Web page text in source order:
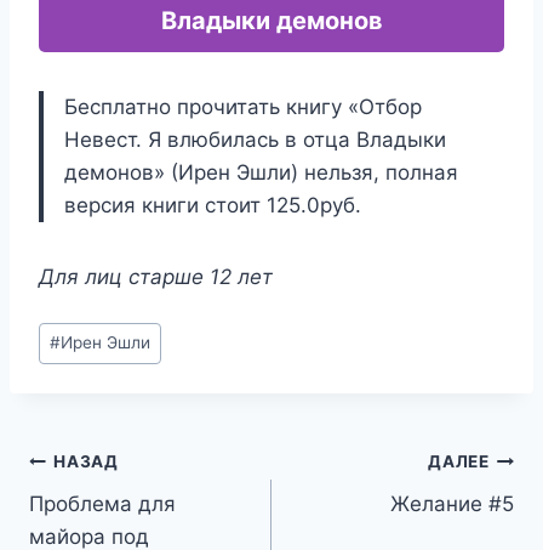
Владыки демонов
Бесплатно прочитать книгу «Отбор
Невест. Я влюбилась в отца Владыки
демонов» (Ирен Эшли) нельзя, полная
версия книги стоит 125.0руб.
Для лиц старше 12 лет
Метки
записи:
#Ирен Эшли
Навигация
по
НАЗАД
Проблема для
майора под
ДАЛЕЕ
Желание #5